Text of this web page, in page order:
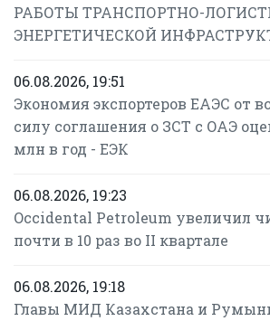
РАБОТЫ ТРАНСПОРТНО-
ЭНЕРГЕТИЧЕСКОЙ
06.08.2026, 19:51
Экономия экспортеров ЕАЭС от
силу соглашения о ЗСТ с ОАЭ
млн в год - ЕЭК
06.08.2026, 19:23
Occidental Petroleum увеличил
почти в 10 раз во II квартале
06.08.2026, 19:18
Главы МИД Казахстана и